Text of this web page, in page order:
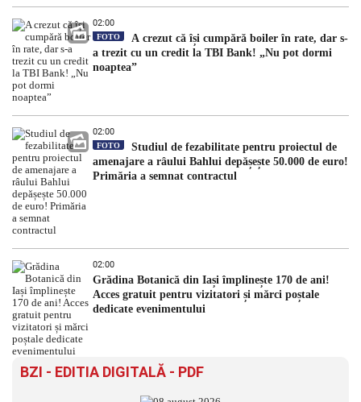
02:00
FOTO
A crezut că își cumpără boiler în rate, dar s-
a trezit cu un credit la TBI Bank! „Nu pot dormi
noaptea”
02:00
FOTO
Studiul de fezabilitate pentru proiectul de
amenajare a râului Bahlui depășește 50.000 de euro!
Primăria a semnat contractul
02:00
Grădina Botanică din Iași împlinește 170 de ani!
Acces gratuit pentru vizitatori și mărci poștale
dedicate evenimentului
BZI - EDITIA DIGITALĂ - PDF